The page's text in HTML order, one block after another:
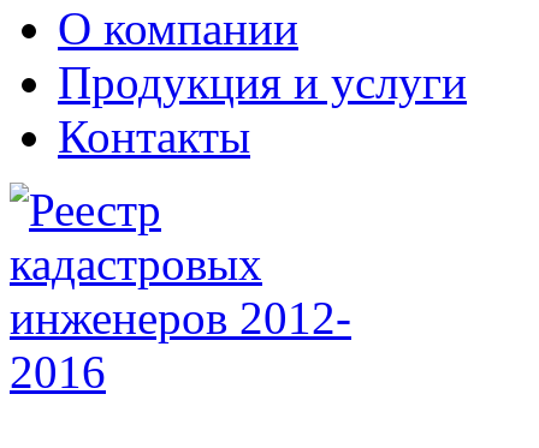
О компании
Продукция и услуги
Контакты